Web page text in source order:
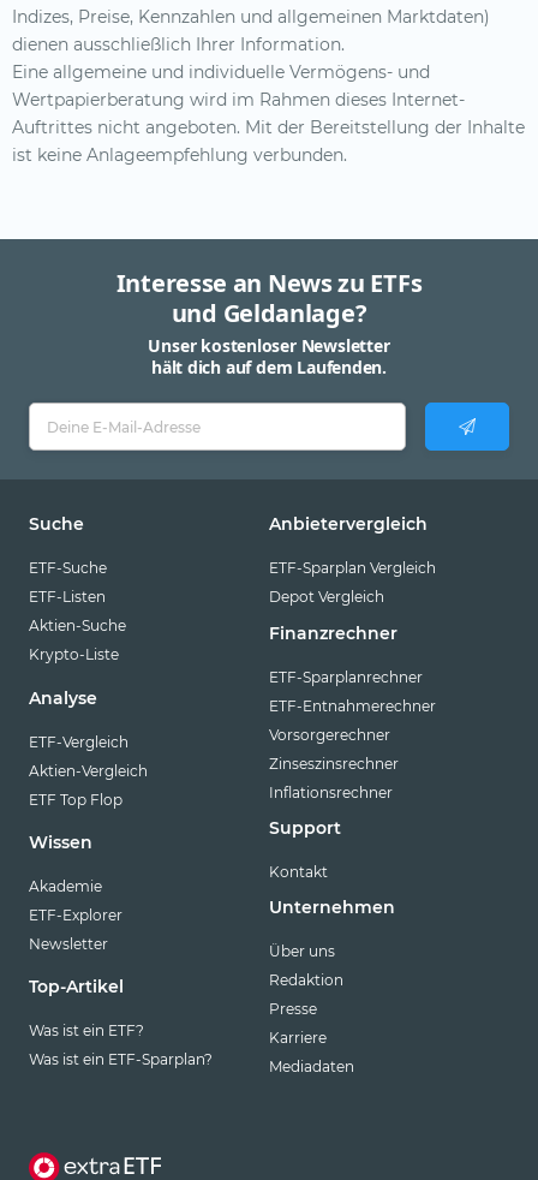
Indizes, Preise, Kennzahlen und allgemeinen Marktdaten)
dienen ausschließlich Ihrer Information.
Eine allgemeine und individuelle Vermögens- und
Wertpapierberatung wird im Rahmen dieses Internet-
Auftrittes nicht angeboten. Mit der Bereitstellung der Inhalte
ist keine Anlageempfehlung verbunden.
Interesse an News zu ETFs
und Geldanlage?
Unser kostenloser Newsletter
hält dich auf dem Laufenden.
Suche
ETF-Suche
ETF-Listen
Aktien-Suche
Krypto-Liste
Analyse
ETF-Vergleich
Aktien-Vergleich
ETF Top Flop
Wissen
Akademie
ETF-Explorer
Newsletter
Top-Artikel
Was ist ein ETF?
Was ist ein ETF-Sparplan?
Anbietervergleich
ETF-Sparplan Vergleich
Depot Vergleich
Finanzrechner
ETF-Sparplanrechner
ETF-Entnahmerechner
Vorsorgerechner
Zinseszinsrechner
Inflationsrechner
Support
Kontakt
Unternehmen
Über uns
Redaktion
Presse
Karriere
Mediadaten